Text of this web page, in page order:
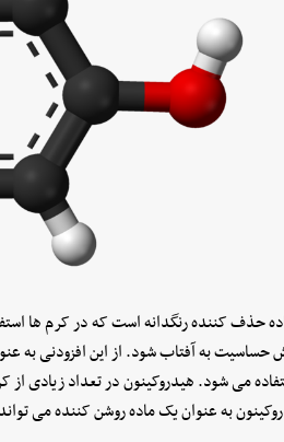
حذف کننده رنگدانه است که در کرم ها
حساسیت به آفتاب شود. از این افزودنی
می شود. هیدروکینون در تعداد زیادی
به عنوان یک ماده روشن کننده می